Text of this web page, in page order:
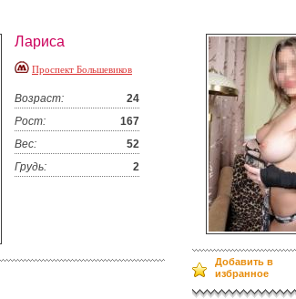
Лариса
Проспект Большевиков
Возраст:
24
Рост:
167
Вес:
52
Грудь:
2
Добавить в
избранное